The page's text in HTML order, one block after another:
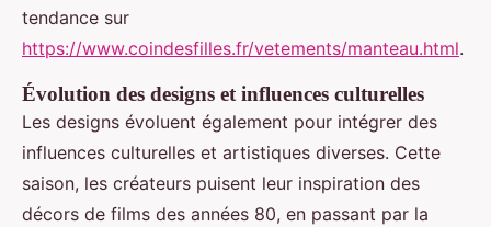
tendance sur
https://www.coindesfilles.fr/vetements/manteau.html.
Évolution des designs et influences culturelles
Les designs évoluent également pour intégrer des
influences culturelles et artistiques diverses. Cette
saison, les créateurs puisent leur inspiration des
décors de films des années 80, en passant par la